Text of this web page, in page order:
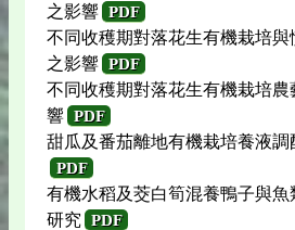
之影響 PDF
不同收穫期對落花生有機栽培與
之影響 PDF
不同收穫期對落花生有機栽培
響 PDF
甜瓜及番茄離地有機栽培養液調
PDF
有機水稻及茭白筍混養鴨子與魚
研究
PDF